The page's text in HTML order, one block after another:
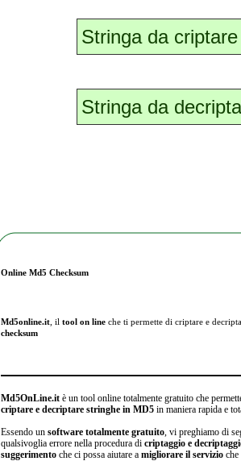
Online Md5 Checksum
Md5online.it, il tool on lineche ti permette di criptare e
checksum
Md5OnLine.itè un tool online totalmente gratuito che
criptare e decriptare stringhe in MD5in maniera rapida e
Essendo un software totalmente gratuito, vi preghiamo di
qualsivoglia errore nella procedura di criptaggio e
suggerimentoche ci possa aiutare a migliorare il servizioche